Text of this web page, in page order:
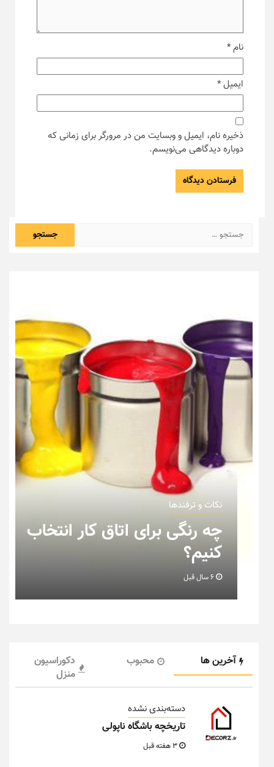
نام*
ایمیل*
ذخیره نام، ایمیل و وبسایت من در مرورگر برای زمانی که
دوباره دیدگاهی می‌نویسم.
برای:
نکات و ترفندها
نکاتی که باید به هنگام چیدمان
خانه عروس بدانیم + تصویر
آخرین ها محبوب
دکوراسیون
منزل
دسته‌بندی نشده
تاریخچه باشگاه ناپولی